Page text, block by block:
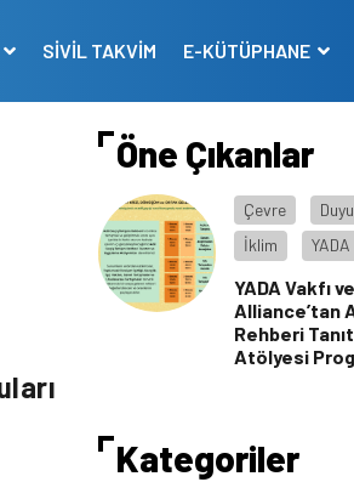
SİVİL TAKVİM E-KÜTÜPHANE
Öne Çıkanlar
Çevre
İklim
YADA
YADA Vakfı
Alliance’tan
Rehberi
Atölyesi
Kategoriler